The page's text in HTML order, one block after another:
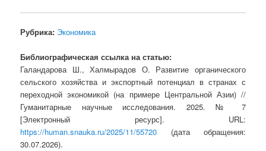
Рубрика: Экономика
Библиографическая ссылка на статью:
Галандарова Ш., Халмырадов О. Развитие органического
сельского хозяйства и экспортный потенциал в странах с
переходной экономикой (на примере Центральной Азии) //
Гуманитарные научные исследования. 2025. № 7
[Электронный ресурс]. URL:
https://human.snauka.ru/2025/11/55720 (дата обращения:
30.07.2026).